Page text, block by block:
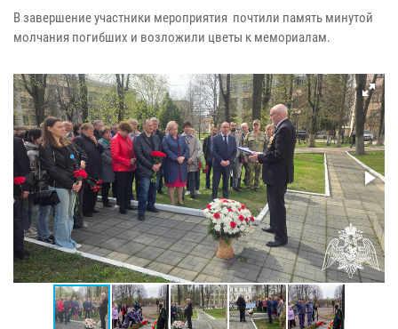
В завершение участники мероприятия почтили память минутой
молчания погибших и возложили цветы к мемориалам.